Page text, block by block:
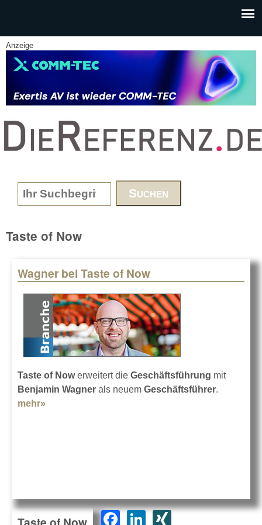
Anzeige
www.DieReferenz.de
Search form
Taste of Now
Wagner bei Taste of Now
Taste of Nowerweitert die Geschäftsführung mit
Benjamin Wagner als neuem Geschäftsführer.
mehr»
F
Li XI